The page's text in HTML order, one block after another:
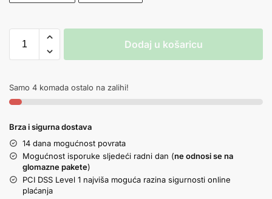
Dodaj u košaricu
Samo 4 komada ostalo na zalihi!
Brza i sigurna dostava
14 dana mogućnost povrata
Mogućnost isporuke sljedeći radni dan (ne odnosi se na
glomazne pakete)
PCI DSS Level 1 najviša moguća razina sigurnosti online
plaćanja